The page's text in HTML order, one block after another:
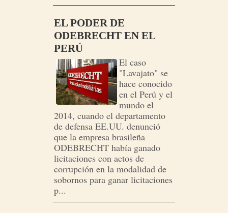
EL PODER DE
ODEBRECHT EN EL
PERÚ
El caso
"Lavajato" se
hace conocido
en el Perú y el
mundo el
2014, cuando el departamento
de defensa EE.UU. denunció
que la empresa brasileña
ODEBRECHT había ganado
licitaciones con actos de
corrupción en la modalidad de
sobornos para ganar licitaciones
p...